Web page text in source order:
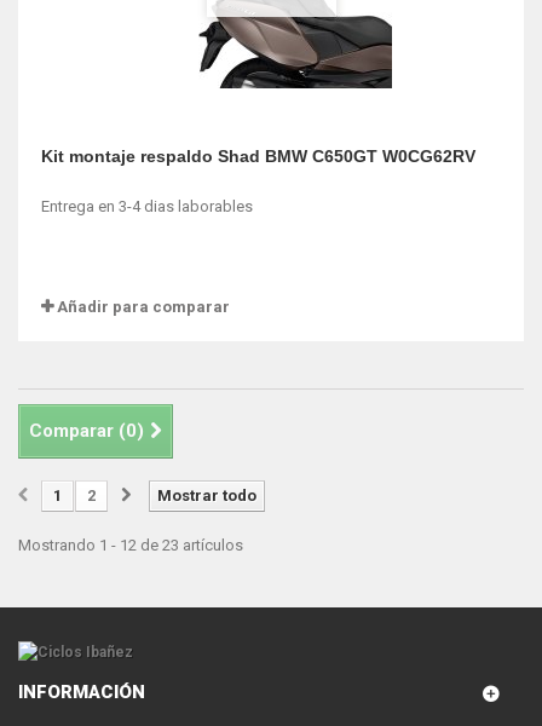
Kit montaje respaldo Shad BMW C650GT W0CG62RV
Entrega en 3-4 dias laborables
Añadir para comparar
Comparar (0)
Mostrar todo
1 2
Mostrando 1 - 12 de 23 artículos
INFORMACIÓN